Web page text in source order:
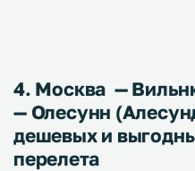
4. Москва —
— Олесунн
дешевых и
перелета